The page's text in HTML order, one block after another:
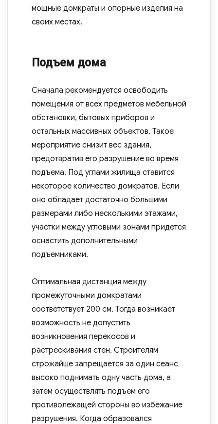
мощные домкраты и опорные изделия на
своих местах.
Подъем дома
Сначала рекомендуется освободить
помещения от всех предметов мебельной
обстановки, бытовых приборов и
остальных массивных объектов. Такое
мероприятие снизит вес здания,
предотвратив его разрушение во время
подъема. Под углами жилища ставится
некоторое количество домкратов. Если
оно обладает достаточно большими
размерами либо несколькими этажами,
участки между угловыми зонами придется
оснастить дополнительными
подъемниками.
Оптимальная дистанция между
промежуточными домкратами
соответствует 200 см. Тогда возникает
возможность не допустить
возникновения перекосов и
растрескивания стен. Строителям
строжайше запрещается за один сеанс
высоко поднимать одну часть дома, а
затем осуществлять подъем его
противолежащей стороны во избежание
разрушения. Когда образовался